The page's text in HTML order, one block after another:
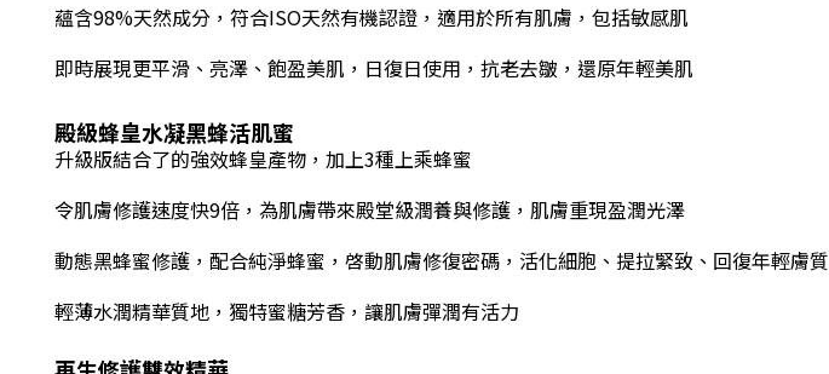
蘊含98%天然成分，符合ISO天然有機認證 ， 適用於所有肌膚，包括敏感肌
即時展現更平滑、亮澤、飽盈美肌 ， 日復日使用，抗老去皺，還原年輕美肌
殿級蜂皇水凝黑蜂活肌蜜
升級版結合了的強效蜂皇產物，加上3種上乘蜂蜜
令肌膚修護速度快9倍，為肌膚帶來殿堂級潤養與修護，肌膚重現盈潤光澤
動態黑蜂蜜修護，配合純淨蜂蜜，啓動肌膚修復密碼，活化細胞、提拉緊致、回復年輕膚質
輕薄水潤精華質地，獨特蜜糖芳香，讓肌膚彈潤有活力